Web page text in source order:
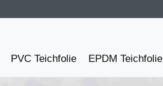
PVC Teichfolie EPDM Teichfolie